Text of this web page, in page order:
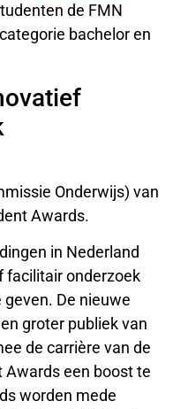
de FMN
bachelor en
Onderwijs) van
Awards.
in Nederland
facilitair onderzoek
De nieuwe
groter publiek van
de carrière van de
Awards een boost te
worden mede